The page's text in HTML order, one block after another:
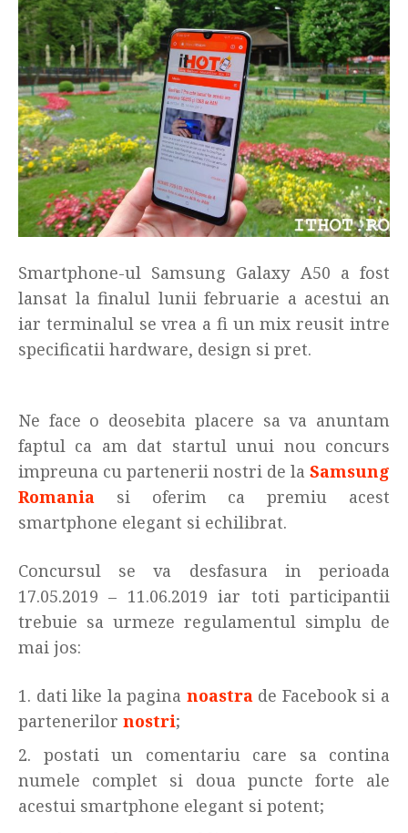
Smartphone-ul Samsung Galaxy A50 a fost
lansat la finalul lunii februarie a acestui an
iar terminalul se vrea a fi un mix reusit intre
specificatii hardware, design si pret.
Ne face o deosebita placere sa va anuntam
faptul ca am dat startul unui nou concurs
impreuna cu partenerii nostri de la Samsung
Romania si oferim ca premiu acest
smartphone elegant si echilibrat.
Concursul se va desfasura in perioada
17.05.2019 – 11.06.2019 iar toti participantii
trebuie sa urmeze regulamentul simplu de
mai jos:
dati like la pagina noastrade Facebook si a
partenerilor nostri;
postati un comentariu care sa contina
numele complet si doua puncte forte ale
acestui smartphone elegant si potent;